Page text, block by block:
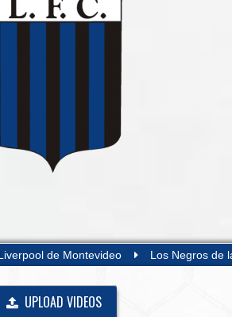
de Montevideo Los Negros de
UPLOAD VIDEOS